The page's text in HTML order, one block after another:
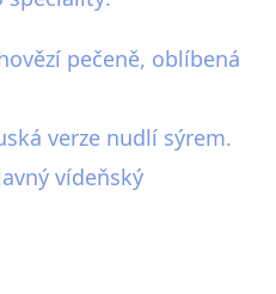
pečeně, oblíbená
verze nudlí sýrem.
vídeňský